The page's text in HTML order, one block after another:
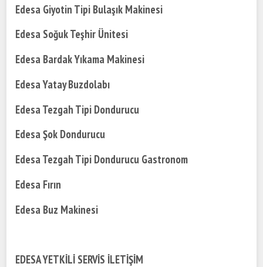
Edesa Giyotin Tipi Bulaşık Makinesi
Edesa Soğuk Teşhir Ünitesi
Edesa Bardak Yıkama Makinesi
Edesa Yatay Buzdolabı
Edesa Tezgah Tipi Dondurucu
Edesa Şok Dondurucu
Edesa Tezgah Tipi Dondurucu Gastronom
Edesa Fırın
Edesa Buz Makinesi
EDESA YETKİLİ SERVİS İLETİŞİM